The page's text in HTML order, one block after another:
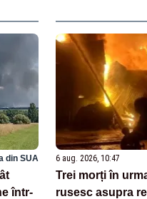
din SUA
într-
6 aug. 2026, 10:47
Trei morți în
rusesc asupra